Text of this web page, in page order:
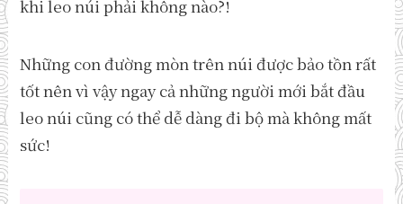
khi leo núi phải không nào?!
Những con đường mòn trên núi được bảo tồn rất
tốt nên vì vậy ngay cả những người mới bắt đầu
leo núi cũng có thể dễ dàng đi bộ mà không mất
sức!